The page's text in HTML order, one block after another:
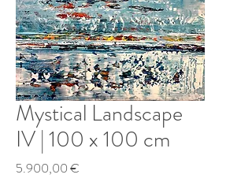
Mystical Landscape
IV | 100 x 100 cm
5.900,00 €